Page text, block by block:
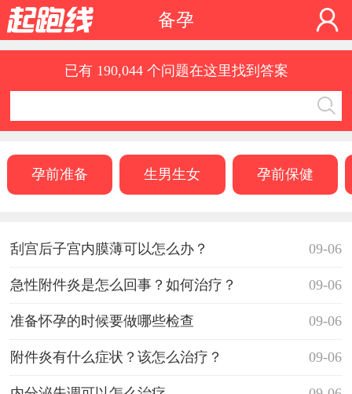
备孕
已有 190,044 个问题在这里找到答案
孕前准备 生男生女 孕前保健
09-06
刮宫后子宫内膜薄可以怎么办？
09-06
急性附件炎是怎么回事？如何治疗？
09-06
准备怀孕的时候要做哪些检查
09-06
附件炎有什么症状？该怎么治疗？